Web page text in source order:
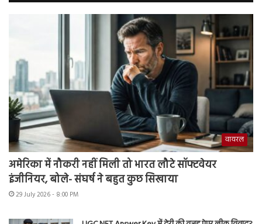
वायरल
अमेरिका में नौकरी नहीं मिली तो भारत लौटे सॉफ्टवेयर
इंजीनियर, बोले- संघर्ष ने बहुत कुछ सिखाया
29 July 2026 - 8:00 PM